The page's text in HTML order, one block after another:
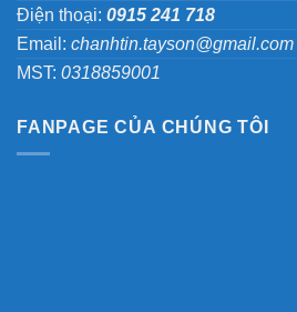
Điện thoại: 0915 241 718
Email: chanhtin.tayson@gmail.com
MST: 0318859001
FANPAGE CỦA CHÚNG TÔI